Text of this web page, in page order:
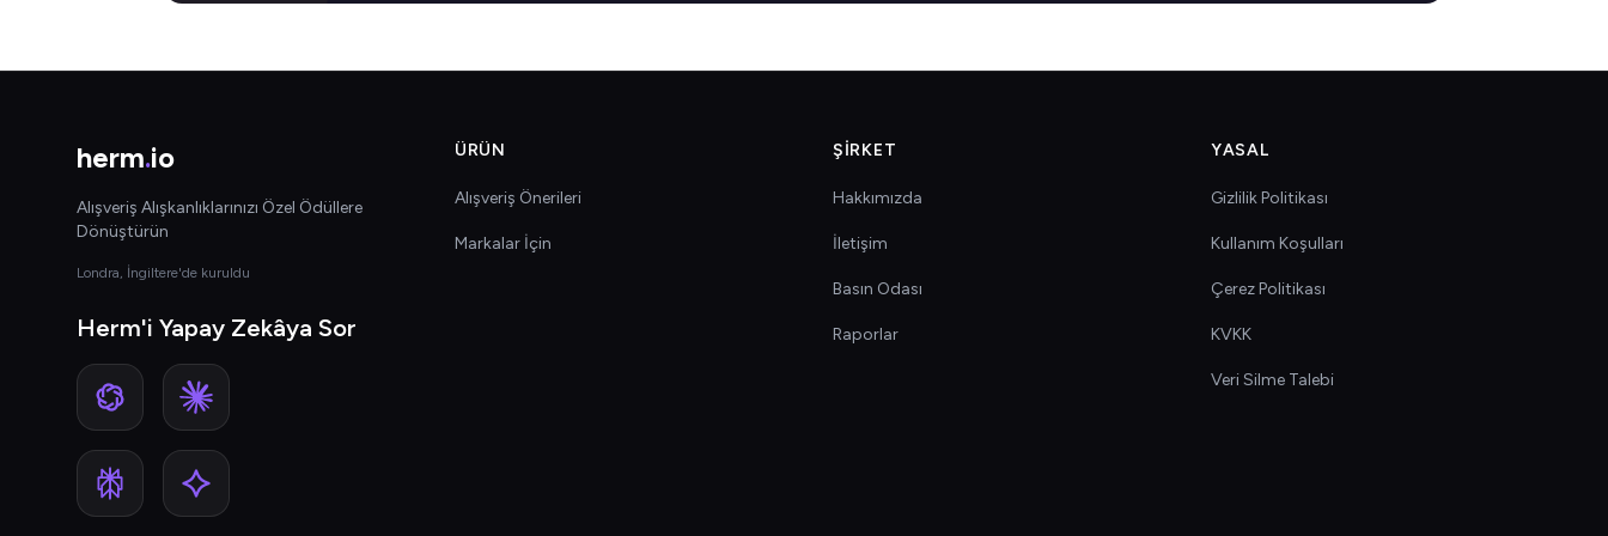
herm.io
Alışveriş Alışkanlıklarınızı Özel Ödüllere
Dönüştürün
Londra, İngiltere'de kuruldu
Herm'i Yapay Zekâya Sor
ÜRÜN
Alışveriş Önerileri
Markalar İçin
ŞIRKET
Hakkımızda
İletişim
Basın Odası
Raporlar
YASAL
Gizlilik Politikası
Kullanım Koşulları
Çerez Politikası
KVKK
Veri Silme Talebi